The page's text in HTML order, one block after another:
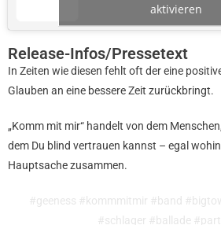
aktivieren
Release-Infos/Pressetext
In Zeiten wie diesen fehlt oft der eine
Glauben an eine bessere Zeit zurückbringt.
„Komm mit mir“ handelt von dem
dem Du blind vertrauen kannst – egal wohin
Hauptsache zusammen.
#geeness #kommmitmir #band
#schlager #ballade